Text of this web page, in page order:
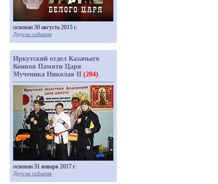
основан 30 августа 2015 г.
Другие события
Иркутский отдел Казачьего
Конвоя Памяти Царя
Мученика Николая II (204)
основан 31 января 2017 г.
Другие события